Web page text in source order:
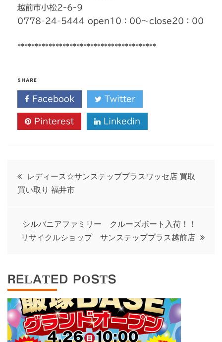
越前市小松2-6-9
0778-24-5444 open10：00～close20：00
****************************************
SHARE
Facebook Twitter
Pinterest Linkedin
投
稿
ゲ
ー
シ
レディース☆サンステッププラスワッセ店 買取
買い取り 福井市
シルバニアファミリー クルーズボート入荷！！
リサイクルショップ サンステッププラス越前店
RELATED POSTS